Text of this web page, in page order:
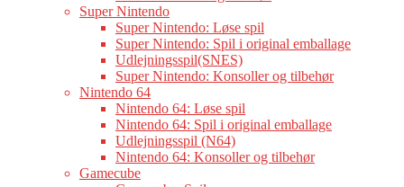
Super Nintendo
Super Nintendo: Løse spil
Super Nintendo: Spil i original emballage
Udlejningsspil(SNES)
Super Nintendo: Konsoller og tilbehør
Nintendo 64
Nintendo 64: Løse spil
Nintendo 64: Spil i original emballage
Udlejningsspil (N64)
Nintendo 64: Konsoller og tilbehør
Gamecube